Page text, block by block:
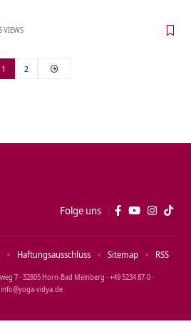
VIEWS
1 2
Folge uns
7 · 32805 Horn‑Bad Meinberg · +49 5234 87‑0 ·
info@yoga‑vidya.de
Haftungsausschluss Sitemap RSS